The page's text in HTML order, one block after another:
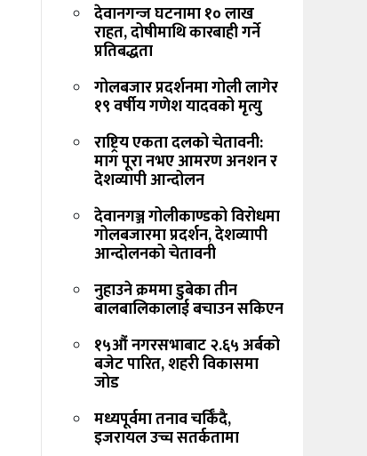
देवानगन्ज घटनामा १० लाख
राहत, दोषीमाथि कारबाही गर्ने
प्रतिबद्धता
गोलबजार प्रदर्शनमा गोली लागेर
१९ वर्षीय गणेश यादवको मृत्यु
राष्ट्रिय एकता दलको चेतावनी:
माग पूरा नभए आमरण अनशन र
देशव्यापी आन्दोलन
देवानगञ्ज गोलीकाण्डको विरोधमा
गोलबजारमा प्रदर्शन, देशव्यापी
आन्दोलनको चेतावनी
नुहाउने क्रममा डुबेका तीन
बालबालिकालाई बचाउन सकिएन
१५औं नगरसभाबाट २.६५ अर्बको
बजेट पारित, शहरी विकासमा
जोड
मध्यपूर्वमा तनाव चर्किँदै,
इजरायल उच्च सतर्कतामा